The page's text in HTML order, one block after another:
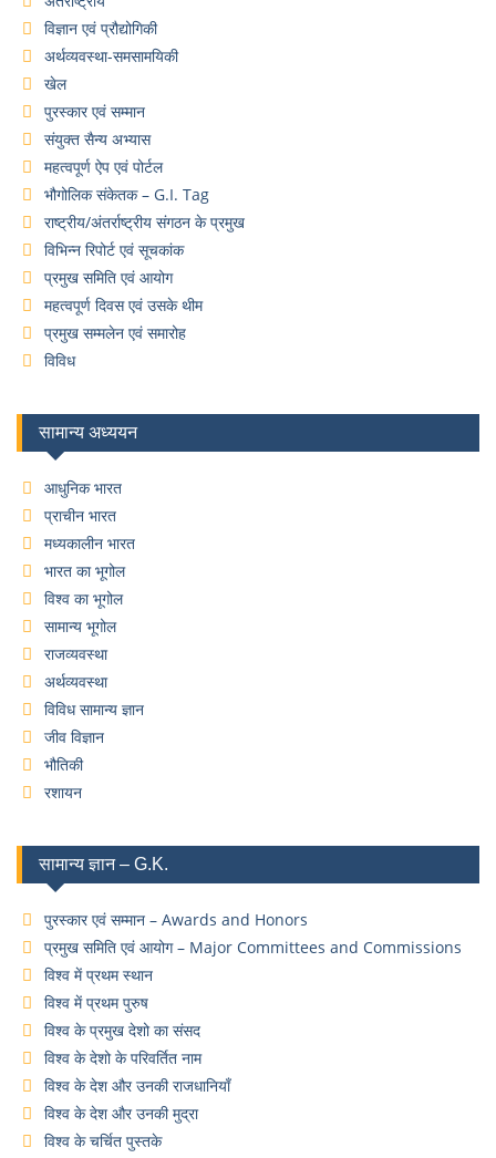
विज्ञान एवं प्रौद्योगिकी
अर्थव्यवस्था-समसामयिकी
खेल
पुरस्कार एवं सम्मान
संयुक्त सैन्य अभ्यास
महत्वपूर्ण ऐप एवं पोर्टल
भौगोलिक संकेतक – G.I. Tag
राष्ट्रीय/अंतर्राष्ट्रीय संगठन के प्रमुख
विभिन्न रिपोर्ट एवं सूचकांक
प्रमुख समिति एवं आयोग
महत्वपूर्ण दिवस एवं उसके थीम
प्रमुख सम्मलेन एवं समारोह
विविध
सामान्य अध्ययन
आधुनिक भारत
प्राचीन भारत
मध्यकालीन भारत
भारत का भूगोल
विश्व का भूगोल
सामान्य भूगोल
राजव्यवस्था
अर्थव्यवस्था
विविध सामान्य ज्ञान
जीव विज्ञान
भौतिकी
रशायन
सामान्य ज्ञान – G.K.
पुरस्कार एवं सम्मान – Awards and Honors
प्रमुख समिति एवं आयोग – Major Committees and Commissions
विश्व में प्रथम स्थान
विश्व में प्रथम पुरुष
विश्व के प्रमुख देशो का संसद
विश्व के देशो के परिवर्तित नाम
विश्व के देश और उनकी राजधानियाँ
विश्व के देश और उनकी मुद्रा
विश्व के चर्चित पुस्तके